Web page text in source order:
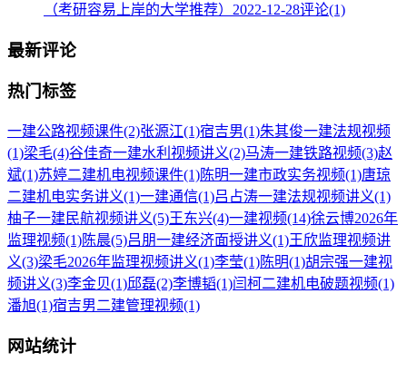
（考研容易上岸的大学推荐） 2022-12-28评论(1)
最新评论
热门标签
一建公路视频课件(2)张源江(1)宿吉男(1)朱其俊一建法规视频
(1)梁毛(4)谷佳奇一建水利视频讲义(2)马涛一建铁路视频(3)赵
斌(1)苏婷二建机电视频课件(1)陈明一建市政实务视频(1)唐琼
二建机电实务讲义(1)一建通信(1)吕占涛一建法规视频讲义(1)
柚子一建民航视频讲义(5)王东兴(4)一建视频(14)徐云博2026年
监理视频(1)陈晨(5)吕朋一建经济面授讲义(1)王欣监理视频讲
义(3)梁毛2026年监理视频讲义(1)李莹(1)陈明(1)胡宗强一建视
频讲义(3)李金贝(1)邱磊(2)李博韬(1)闫柯二建机电破题视频(1)
潘旭(1)宿吉男二建管理视频(1)
网站统计